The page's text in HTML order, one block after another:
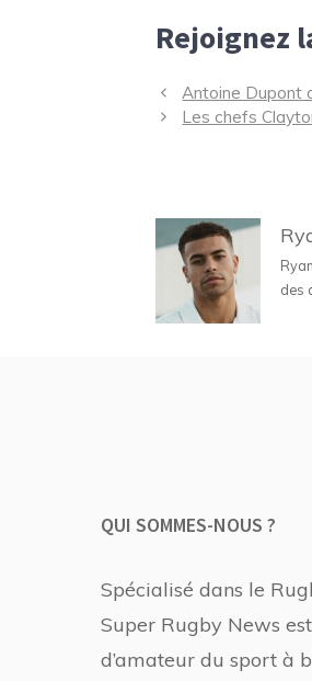
Rejoignez
Navigation
des
Antoine Dupont
Les chefs
des
QUI SOMMES-NOUS ?
Spécialisé dans le
Super Rugby News
d’amateur du sport à